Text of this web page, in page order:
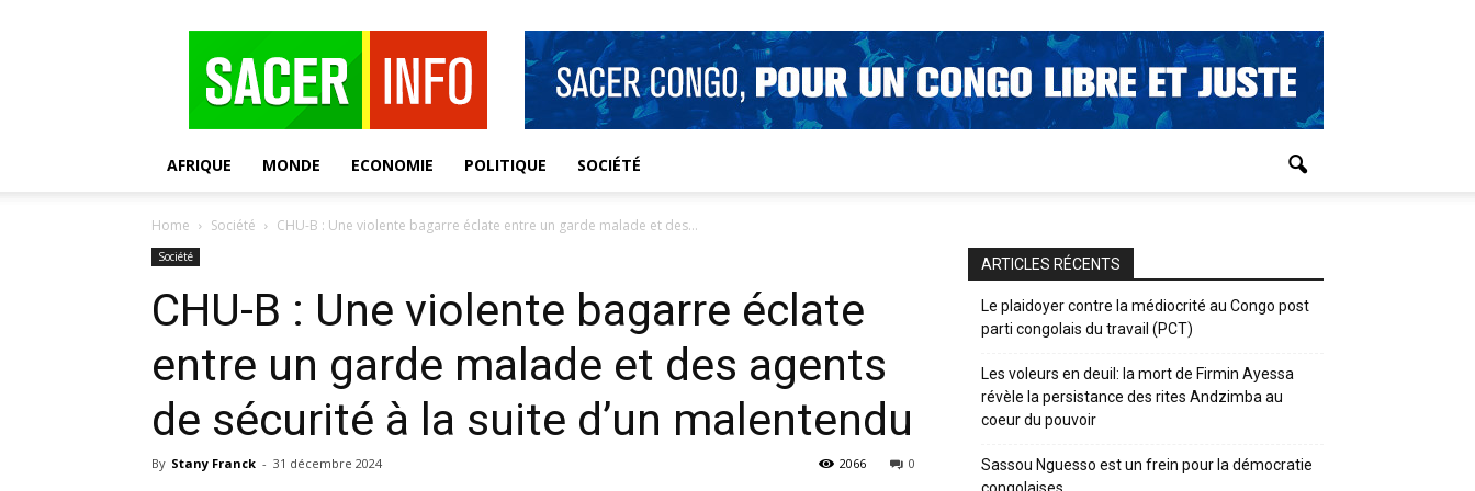
AFRIQUE MONDE ECONOMIE POLITIQUE SOCIÉTÉ
Home Société CHU-B : Une violente bagarre éclate entre un garde malade et des...
Société
CHU-B : Une violente bagarre éclate
entre un garde malade et des agents
de sécurité à la suite d’un malentendu
By Stany Franck - 31 décembre 2024 0
2066
ARTICLES RÉCENTS
Le plaidoyer contre la médiocrité au Congo post
parti congolais du travail (PCT)
Les voleurs en deuil: la mort de Firmin Ayessa
révèle la persistance des rites Andzimba au
coeur du pouvoir
Sassou Nguesso est un frein pour la démocratie